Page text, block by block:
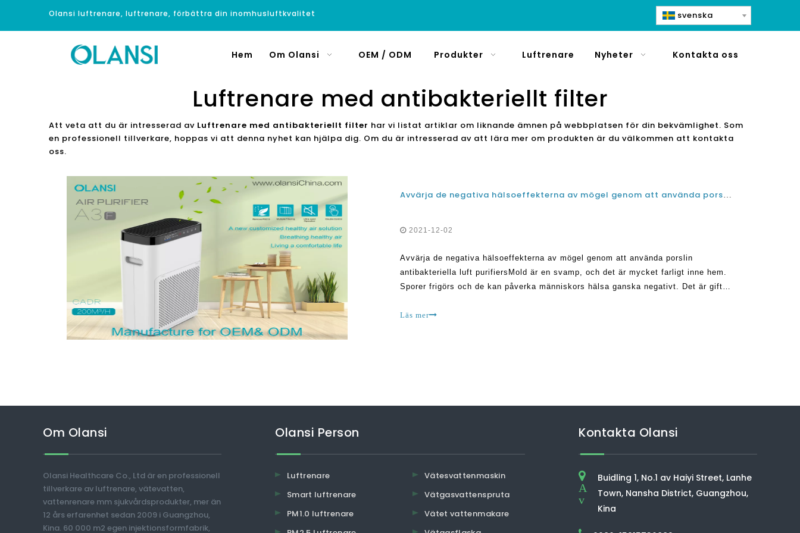
Olansi luftrenare, luftrenare, förbättra din inomhusluftkvalitet svenska
Hem Om Olansi OEM / ODM Produkter Luftrenare Nyheter Kontakta oss
Luftrenare med antibakteriellt filter
Att veta att du är intresserad av Luftrenare med antibakteriellt filter har vi listat artiklar om liknande ämnen på webbplatsen för din bekvämlighet. Som
en professionell tillverkare, hoppas vi att denna nyhet kan hjälpa dig. Om du är intresserad av att lära mer om produkten är du välkommen att kontakta
oss.
Avvärja de negativa hälsoeffekterna av mögel genom att använda porslin antibakteriella luftrenare
2021-12-02
Avvärja de negativa hälsoeffekterna av mögel genom att använda porslin
antibakteriella luft purifiersMold är en svamp, och det är mycket farligt inne hem.
Sporer frigörs och de kan påverka människors hälsa ganska negativt. Det är giftfri
Läs mer
Om Olansi
Olansi Healthcare Co., Ltd är en professionell
tillverkare av luftrenare, vätevatten,
vattenrenare mm sjukvårdsprodukter, mer än
12 års erfarenhet sedan 2009 i Guangzhou,
Kina. 60 000 m2 egen injektionsformfabrik,
Olansi Person
Luftrenare
Smart luftrenare
PM1.0 luftrenare
Vätesvattenmaskin
Vätgasvattenspruta
Vätet vattenmakare
Kontakta Olansi
A
v
Buidling 1, No.1 av Haiyi Street, Lanhe
Town, Nansha District, Guangzhou,
Kina